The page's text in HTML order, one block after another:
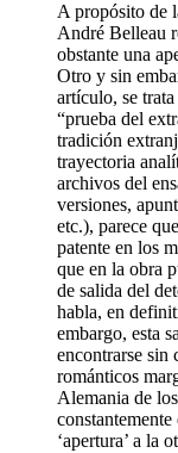
A propósito de
André Belleau
obstante una
Otro y sin
artículo, se
“prueba del
tradición
trayectoria
archivos del
versiones,
etc.), parece
patente en los
que en la obra
de salida del
habla, en
embargo, esta
encontrarse sin
románticos
Alemania de
‘apertura’ a la